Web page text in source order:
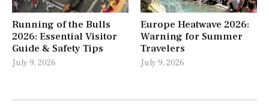
Running of the Bulls
2026: Essential Visitor
Guide & Safety Tips
July 9, 2026
Europe Heatwave 2026:
Warning for Summer
Travelers
July 9, 2026